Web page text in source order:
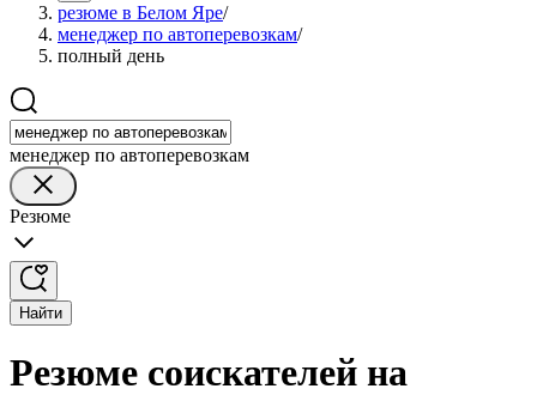
резюме в Белом Яре/
менеджер по автоперевозкам/
полный день
менеджер по автоперевозкам
Резюме
Найти
Резюме соискателей на